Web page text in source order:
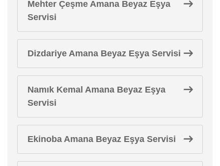
Mehter Çeşme Amana Beyaz Eşya
Servisi
Dizdariye Amana Beyaz Eşya Servisi
Namık Kemal Amana Beyaz Eşya
Servisi
Ekinoba Amana Beyaz Eşya Servisi